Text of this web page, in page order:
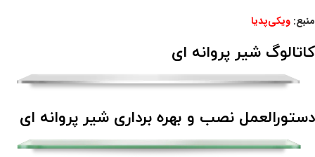
منبع: ویکی‌پدیا
کاتالوگ شیر پروانه ای
دستورالعمل نصب و بهره برداری شیر پروانه ای